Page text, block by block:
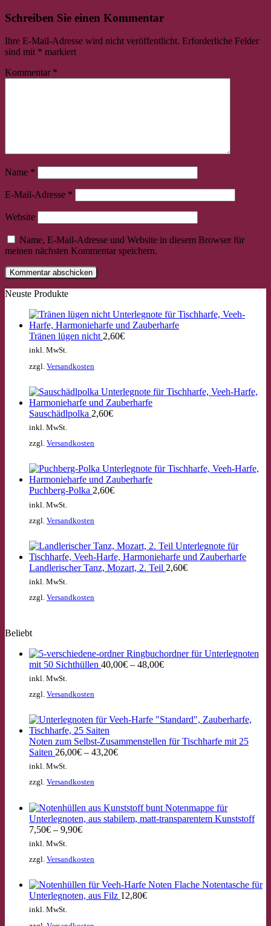
Schreiben Sie einen Kommentar
Ihre E-Mail-Adresse wird nicht veröffentlicht. Erforderliche Felder
sind mit * markiert
Kommentar *
Name *
E-Mail-Adresse *
Website
Name, E-Mail-Adresse und Website in diesem Browser für
meinen nächsten Kommentar speichern.
Neuste Produkte
Tränen lügen nicht 2,60€
inkl. MwSt.
zzgl. Versandkosten
Sauschädlpolka 2,60€
inkl. MwSt.
zzgl. Versandkosten
Puchberg-Polka 2,60€
inkl. MwSt.
zzgl. Versandkosten
Landlerischer Tanz, Mozart, 2. Teil 2,60€
inkl. MwSt.
zzgl. Versandkosten
Beliebt
Ringbuchordner für Unterlegnoten
mit 50 Sichthüllen 40,00€ – 48,00€
inkl. MwSt.
zzgl. Versandkosten
Noten zum Selbst-Zusammenstellen für Tischharfe mit 25
Saiten 26,00€ – 43,20€
inkl. MwSt.
zzgl. Versandkosten
Notenmappe für
Unterlegnoten, aus stabilem, matt-transparentem Kunststoff
7,50€ – 9,90€
inkl. MwSt.
zzgl. Versandkosten
Flache Notentasche für
Unterlegnoten, aus Filz 12,80€
inkl. MwSt.
18 Saiten 21 Saiten